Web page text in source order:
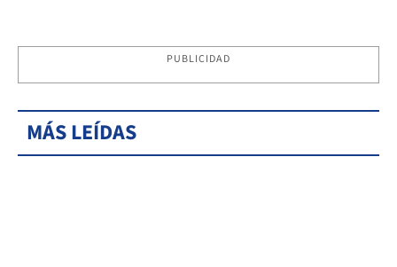
PUBLICIDAD
MÁS LEÍDAS